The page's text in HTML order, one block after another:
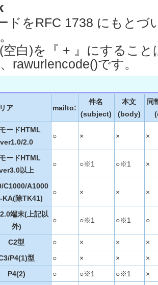
ドをRFC 1738 にもとづ
空白)を『 + 』にするこ
rawurlencode()です。
ア mailto:
件名
(subject)
本文
(body)
同
モードHTML
ver1.0/2.0
○ × × ×
モードHTML
以上
○ ○※1 ○※1 ×
C1000/A1000
KA(除TK41)
○ × × ×
端末(上記以
外)
○ ○※1 ○※1 ○
C2型 ○ × ×
×
P4(1)型
○ × ×
×
P4(2)
○ ○※1 ○※1
×